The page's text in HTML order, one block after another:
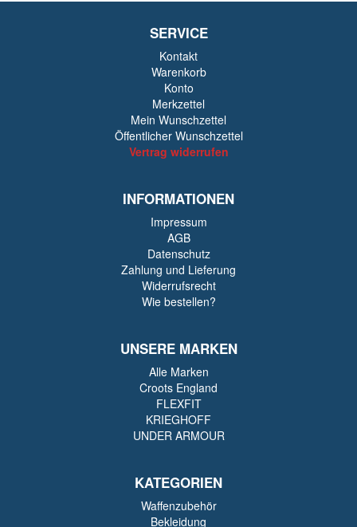
SERVICE
Kontakt
Warenkorb
Konto
Merkzettel
Mein Wunschzettel
Öffentlicher Wunschzettel
Vertrag widerrufen
INFORMATIONEN
Impressum
AGB
Datenschutz
Zahlung und Lieferung
Widerrufsrecht
Wie bestellen?
UNSERE MARKEN
Alle Marken
Croots England
FLEXFIT
KRIEGHOFF
UNDER ARMOUR
KATEGORIEN
Waffenzubehör
Bekleidung